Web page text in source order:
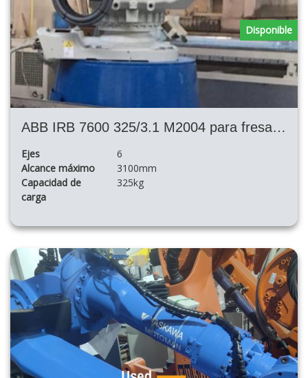
ABB IRB 7600 325/3.1 M2004 para fresado y corte
Ejes
6
Alcance máximo
3100mm
Capacidad de
carga
325kg
Disponible